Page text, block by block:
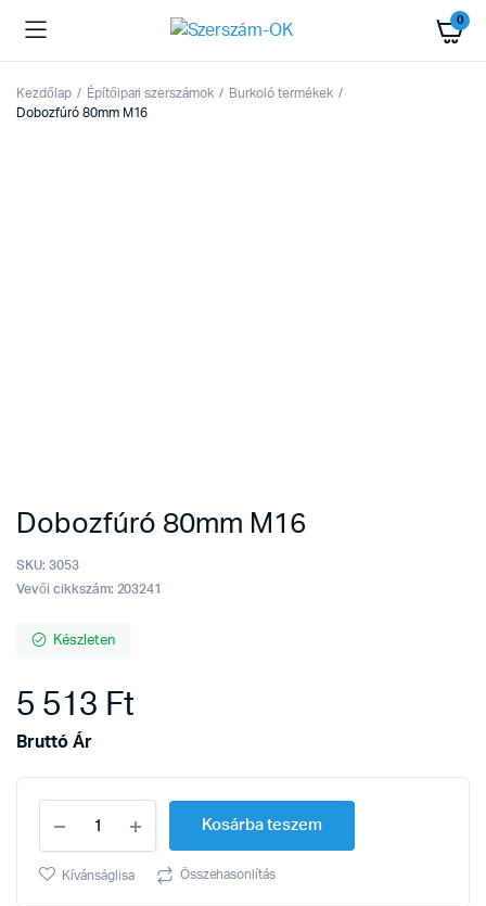
0
Kezdőlap Építőipari szerszámok
Burkoló termékek
Dobozfúró 80mm M16
Dobozfúró 80mm M16
SKU: 3053
Vevői cikkszám: 203241
Készleten
5 513 Ft
Bruttó Ár
80mm
M16
quantity
Kosárba teszem
Kívánságlisa Összehasonlítás